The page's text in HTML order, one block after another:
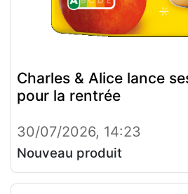
Charles & Alice lance
pour la rentrée
30/07/2026, 14:23
Nouveau produit